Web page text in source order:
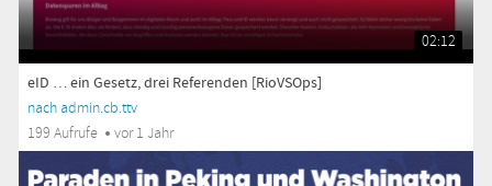
02:12
eID … ein Gesetz, drei Referenden [RioVSOps]
nach admin.cb.ttv
199 Aufrufe
vor 1 Jahr